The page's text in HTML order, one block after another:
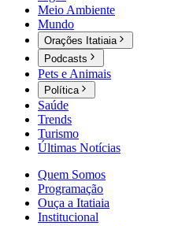
Meio Ambiente
Mundo
Orações Itatiaia
Podcasts
Pets e Animais
Política
Saúde
Trends
Turismo
Últimas Notícias
Quem Somos
Programação
Ouça a Itatiaia
Institucional